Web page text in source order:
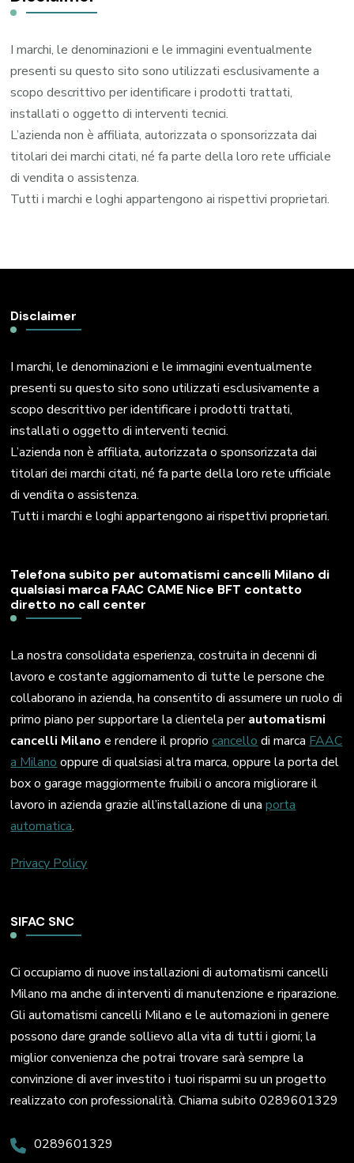
I marchi, le denominazioni e le immagini eventualmente
presenti su questo sito sono utilizzati esclusivamente a
scopo descrittivo per identificare i prodotti trattati,
installati o oggetto di interventi tecnici.
L’azienda non è affiliata, autorizzata o sponsorizzata dai
titolari dei marchi citati, né fa parte della loro rete ufficiale
di vendita o assistenza.
Tutti i marchi e loghi appartengono ai rispettivi proprietari.
Disclaimer
I marchi, le denominazioni e le immagini eventualmente
presenti su questo sito sono utilizzati esclusivamente a
scopo descrittivo per identificare i prodotti trattati,
installati o oggetto di interventi tecnici.
L’azienda non è affiliata, autorizzata o sponsorizzata dai
titolari dei marchi citati, né fa parte della loro rete ufficiale
di vendita o assistenza.
Tutti i marchi e loghi appartengono ai rispettivi proprietari.
Telefona subito per automatismi cancelli Milano di
qualsiasi marca FAAC CAME Nice BFT contatto
diretto no call center
La nostra consolidata esperienza, costruita in decenni di
lavoro e costante aggiornamento di tutte le persone che
collaborano in azienda, ha consentito di assumere un ruolo di
primo piano per supportare la clientela perautomatismi
cancelli Milano e rendere il propriocancello di marca FAAC
a Milano oppure di qualsiasi altra marca, oppure la porta del
box o garage maggiormente fruibili o ancora migliorare il
lavoro in azienda grazie all’installazione di unaporta
automatica.
Privacy Policy
SIFAC SNC
Ci occupiamo di nuove installazioni di automatismi cancelli
Milano ma anche di interventi di manutenzione e riparazione.
Gli automatismi cancelli Milano e le automazioni in genere
possono dare grande sollievo alla vita di tutti i giorni; la
miglior convenienza che potrai trovare sarà sempre la
convinzione di aver investito i tuoi risparmi su un progetto
realizzato con professionalità. Chiama subito 0289601329
0289601329